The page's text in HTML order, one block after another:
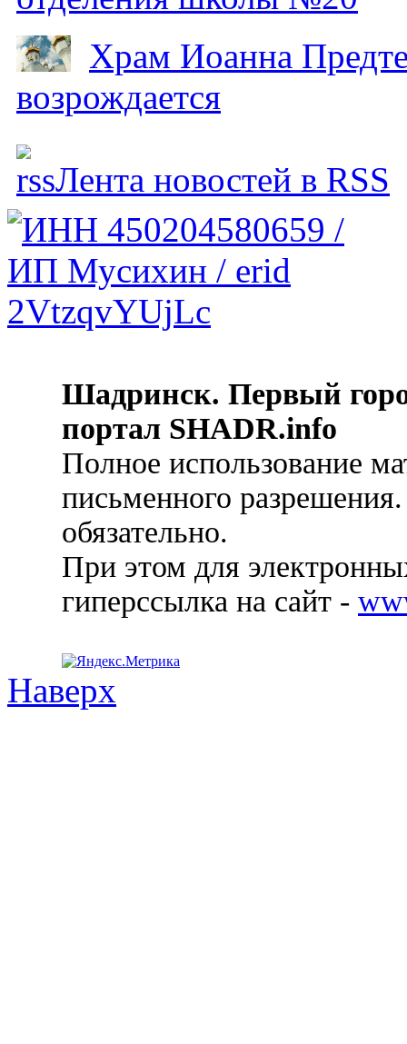
Храм Иоанна
возрождается
Лента новостей в RSS
Шадринск. Первый
портал SHADR.info
Полное использование
письменного
обязательно.
При этом для
гиперссылка на сайт -
Наверх